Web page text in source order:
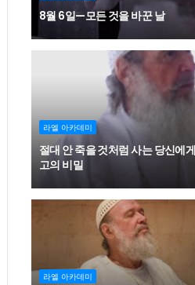
8월 6일—모든 것을 바꾼 날
라엘 아카데미
절대 안 죽을 것처럼 사는 당신에
고의 비밀
라엘 아카데미